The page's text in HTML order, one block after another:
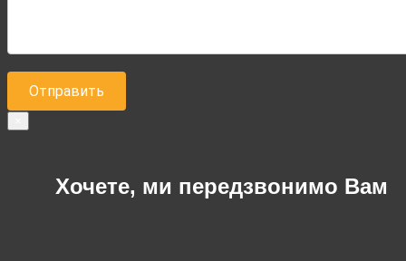
Хочете, ми передзвонимо Вам